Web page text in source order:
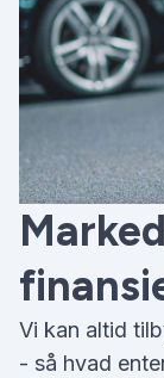
Vi kan altid
- så hvad